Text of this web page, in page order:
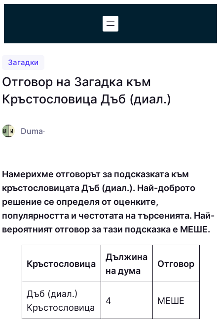
Загадки
Отговор на Загадка към
Кръстословица Дъб (диал.)
Duma·
Намерихме отговорът за подсказката към
кръстословицата Дъб (диал.). Най-доброто
решение се определя от оценките,
популярността и честотата на търсенията. Най-
вероятният отговор за тази подсказка е МEШE.
Кръстословица
Дължина
на дума
Отговор
Дъб (диал.)
Кръстословица
4 МEШE